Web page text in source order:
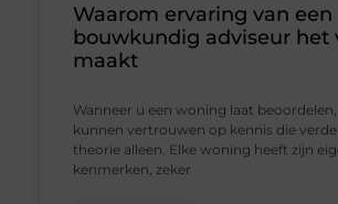
Waarom ervaring van een
bouwkundig adviseur het
maakt
Wanneer u een woning laat
kunnen vertrouwen op kennis die
theorie alleen. Elke woning heeft zijn
kenmerken, zeker